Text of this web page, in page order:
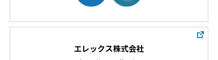
エレックス株式会社